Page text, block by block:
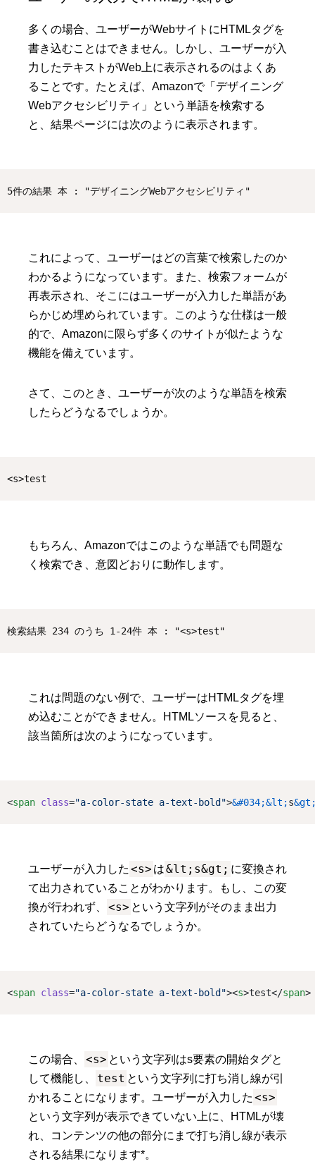
多くの場合、ユーザーがWebサイトにHTMLタグを
書き込むことはできません。しかし、ユーザーが入
力したテキストがWeb上に表示されるのはよくあ
ることです。たとえば、Amazonで「デザイニング
Webアクセシビリティ」という単語を検索する
と、結果ページには次のように表示されます。
5件の結果 本 : "デザイニングWebアクセシビリティ"
これによって、ユーザーはどの言葉で検索したのか
わかるようになっています。また、検索フォームが
再表示され、そこにはユーザーが入力した単語があ
らかじめ埋められています。このような仕様は一般
的で、Amazonに限らず多くのサイトが似たような
機能を備えています。
さて、このとき、ユーザーが次のような単語を検索
したらどうなるでしょうか。
<s>test
もちろん、Amazonではこのような単語でも問題な
く検索でき、意図どおりに動作します。
検索結果 234 のうち 1-24件 本 : "<s>test"
これは問題のない例で、ユーザーはHTMLタグを埋
め込むことができません。HTMLソースを見ると、
該当箇所は次のようになっています。
<span class="a-color-state a-text-bold">&#034;&lt;s
ユーザーが入力した <s> は&lt;s&gt; に変換され
て出力されていることがわかります。もし、この変
換が行われず、
<s> という文字列がそのまま出力
されていたらどうなるでしょうか。
<span class="a-color-state a-text-bold"><s>test</span>
この場合、 <s> という文字列はs要素の開始タグと
して機能し、
test という文字列に打ち消し線が引
かれることになります。ユーザーが入力した <s>
という文字列が表示できていない上に、HTMLが壊
れ、コンテンツの他の部分にまで打ち消し線が表示
される結果になります*。